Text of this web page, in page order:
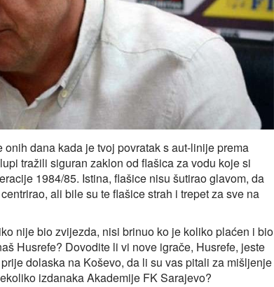
dana kada je tvoj povratak s aut-linije prema
tražili siguran zaklon od flašica za vodu koje si
1984/85. Istina, flašice nisu šutirao glavom, da
ali bile su te flašice strah i trepet za sve na
nije bio zvijezda, nisi brinuo ko je koliko plaćen i bio
Husrefe? Dovodite li vi nove igrače, Husrefe, jeste
dolaska na Koševo, da li su vas pitali za mišljenje
izdanaka Akademije FK Sarajevo?